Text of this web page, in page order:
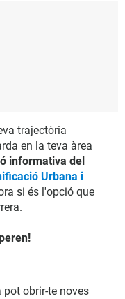
trajectòria
en la teva àrea
informativa del
Urbana i
si és l'opció que
obrir-te noves